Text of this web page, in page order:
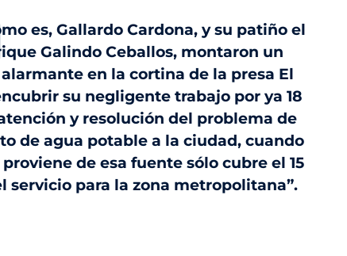
es, Gallardo Cardona, y su patiño el
Galindo Ceballos, montaron un
en la cortina de la presa El
su negligente trabajo por ya 18
y resolución del problema de
de agua potable a la ciudad, cuando
de esa fuente sólo cubre el 15
servicio para la zona metropolitana”.